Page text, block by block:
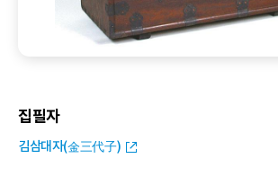
집필자
김삼대자(金三代子)